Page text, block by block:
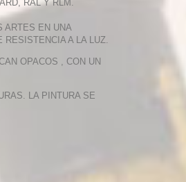
RAL Y RLM.
ARTES EN UNA
RESISTENCIA A LA LUZ.
OPACOS , CON UN
LA PINTURA SE